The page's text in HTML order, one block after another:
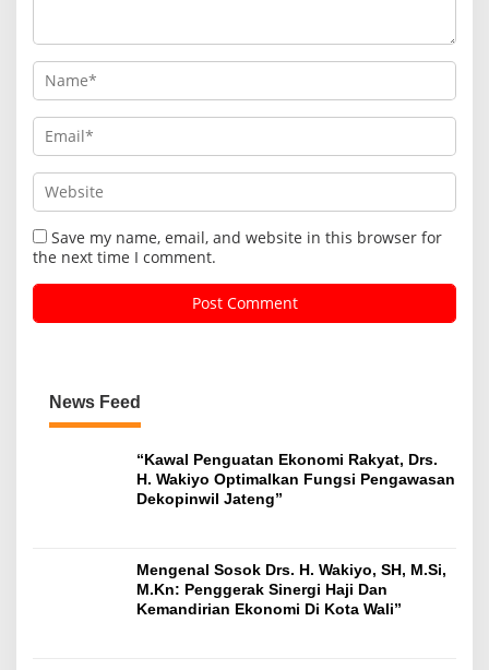
Save my name, email, and website in this browser for
the next time I comment.
News Feed
“Kawal Penguatan Ekonomi Rakyat, Drs.
H. Wakiyo Optimalkan Fungsi Pengawasan
Dekopinwil Jateng”
Mengenal Sosok Drs. H. Wakiyo, SH, M.Si,
M.Kn: Penggerak Sinergi Haji Dan
Kemandirian Ekonomi Di Kota Wali”